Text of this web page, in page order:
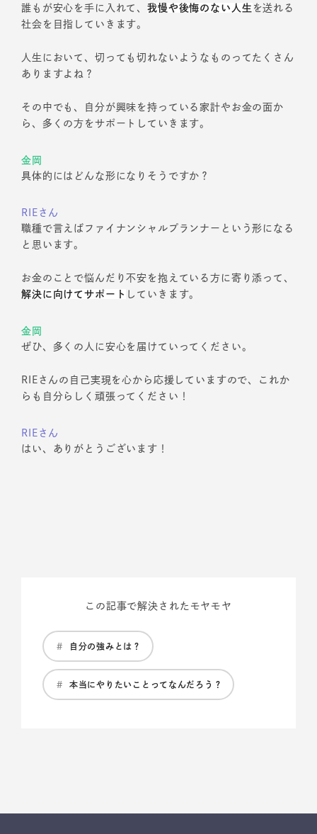
誰もが安心を手に入れて、我慢や後悔のない人生 を送れる
社会を目指していきます。
人生において、切っても切れないようなものってたくさん
ありますよね？
その中でも、自分が興味を持っている家計やお金の面か
ら、多くの方をサポートしていきます。
金岡
具体的にはどんな形になりそうですか？
RIEさん
職種で言えばファイナンシャルプランナーという形になる
と思います。
お金のことで悩んだり不安を抱えている方に寄り添って、
解決に向けてサポート していきます。
金岡
ぜひ、多くの人に安心を届けていってください。
RIEさんの自己実現を心から応援していますので、これか
らも自分らしく頑張ってください！
RIEさん
はい、ありがとうございます！
この記事で解決されたモヤモヤ
# 自分の強みとは？
# 本当にやりたいことってなんだろう？